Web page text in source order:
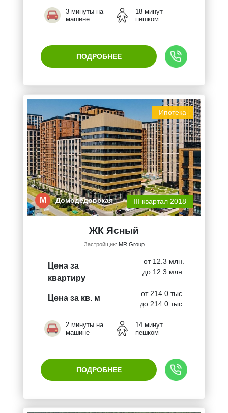
3 минуты на
машине
18 минут
пешком
ПОДРОБНЕЕ
Ипотека
М Домодедовская III квартал 2018
ЖК Ясный
Застройщик: MR Group
Цена за
квартиру
от 12.3 млн.
до 12.3 млн.
Цена за кв. м
от 214.0 тыс.
до 214.0 тыс.
2 минуты на
машине
14 минут
пешком
ПОДРОБНЕЕ